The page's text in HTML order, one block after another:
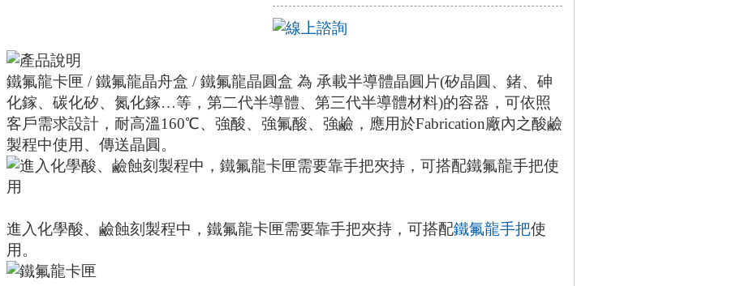
鐵氟龍卡匣 / 鐵氟龍晶舟盒 / 鐵氟龍晶圓盒 為 承載半導體晶圓片(矽晶圓、鍺、砷
化鎵、碳化矽、氮化鎵…等，第二代半導體、第三代半導體材料)的容器，可依照
客戶需求設計，耐高溫160℃、強酸、強氟酸、強鹼，應用於Fabrication廠內之酸鹼
製程中使用、傳送晶圓。
進入化學酸、鹼蝕刻製程中，鐵氟龍卡匣需要靠手把夾持，可搭配鐵氟龍手把使
用。